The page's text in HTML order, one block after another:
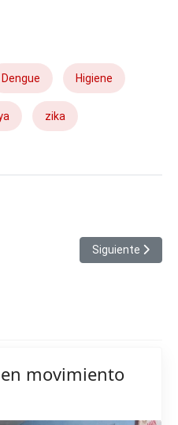
Dengue Higiene
zika
convoca a proteger la
Artículo
Siguiente
movimiento